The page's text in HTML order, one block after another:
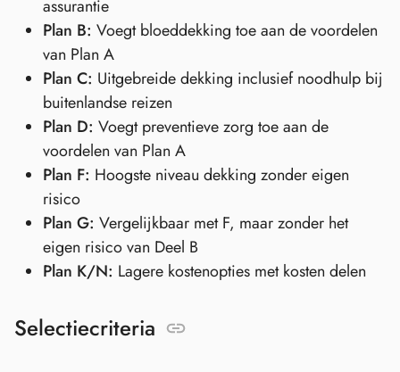
assurantie
Plan B: Voegt bloeddekking toe aan de voordelen
van Plan A
Plan C: Uitgebreide dekking inclusief noodhulp bij
buitenlandse reizen
Plan D: Voegt preventieve zorg toe aan de
voordelen van Plan A
Plan F: Hoogste niveau dekking zonder eigen
risico
Plan G: Vergelijkbaar met F, maar zonder het
eigen risico van Deel B
Plan K/N: Lagere kostenopties met kosten delen
Selectiecriteria